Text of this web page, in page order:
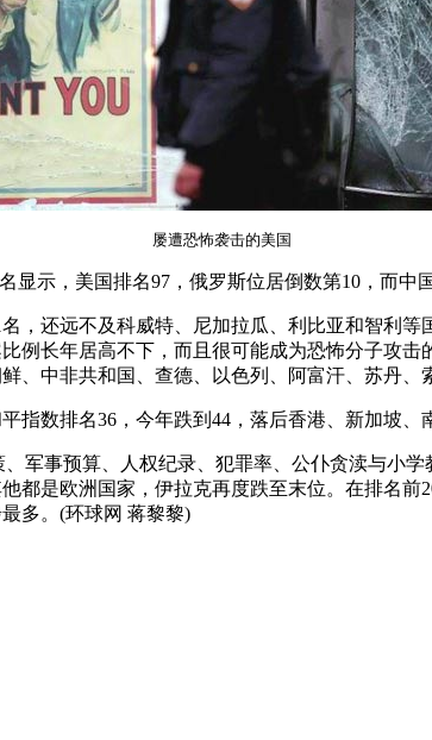
屡遭恐怖袭击的美国
示，美国排名97，俄罗斯位居倒数第10，而中
，还远不及科威特、尼加拉瓜、利比亚和智利
例长年居高不下，而且很可能成为恐怖分子攻
、中非共和国、查德、以色列、阿富汗、苏丹、
数排名36，今年跌到44，落后香港、新加坡、
军事预算、人权纪录、犯罪率、公仆贪渎与小
都是欧洲国家，伊拉克再度跌至末位。在排名
多。(环球网 蒋黎黎)